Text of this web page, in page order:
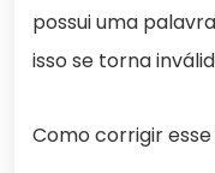
possui uma
isso se torna
Como corrigir